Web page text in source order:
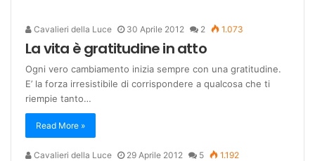
Cavalieri della Luce 30 Aprile 2012 2 1.073
La vita è gratitudine in atto
Ogni vero cambiamento inizia sempre con una gratitudine.
E’ la forza irresistibile di corrispondere a qualcosa che ti
riempie tanto…
Read More »
Cavalieri della Luce 29 Aprile 2012 5 1.192